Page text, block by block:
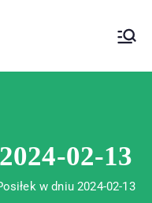
im.
Górze
02-13
w dniu 2024-02-13